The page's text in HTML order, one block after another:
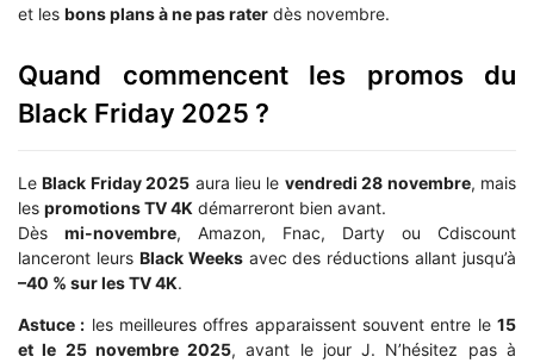
et les bons plans à ne pas rater dès novembre.
Quand commencent les promos du
Black Friday 2025 ?
LeBlack Friday 2025 aura lieu le vendredi 28 novembre, mais
les promotions TV 4K démarreront bien avant.
Dès mi-novembre, Amazon, Fnac, Darty ou Cdiscount
lanceront leurs Black Weeksavec des réductions allant jusqu’à
–40 % sur les TV 4K.
Astuce : les meilleures offres apparaissent souvent entre le15
et le 25 novembre 2025, avant le jour J. N’hésitez pas à